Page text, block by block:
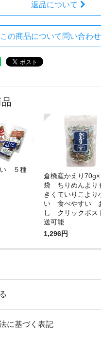
返品について
この商品について問い合わ
い ５種
倉橋産かえり70g×
袋 ちりめんより
きくていりこより
い 食べやすい
し クリックポス
送可能
1,296円
に基づく表記